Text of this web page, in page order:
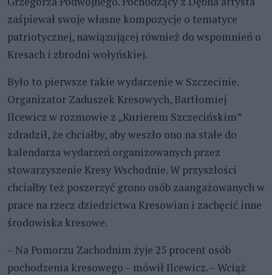
zaśpiewał swoje własne kompozycje o tematyce
patriotycznej, nawiązującej również do wspomnień o
Kresach i zbrodni wołyńskiej.
Było to pierwsze takie wydarzenie w Szczecinie.
Organizator Zaduszek Kresowych, Bartłomiej
Ilcewicz w rozmowie z „Kurierem Szczecińskim”
zdradził, że chciałby, aby weszło ono na stałe do
kalendarza wydarzeń organizowanych przez
stowarzyszenie Kresy Wschodnie. W przyszłości
chciałby też poszerzyć grono osób zaangażowanych w
prace na rzecz dziedzictwa Kresowian i zachęcić inne
środowiska kresowe.
– Na Pomorzu Zachodnim żyje 25 procent osób
pochodzenia kresowego – mówił Ilcewicz. – Wciąż